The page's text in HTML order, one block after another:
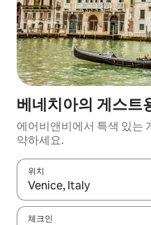
베네치아의 게스트
에어비앤비에서 특색 있는
약하세요.
위치
결과가 나오면 위·아래 화살
체크인